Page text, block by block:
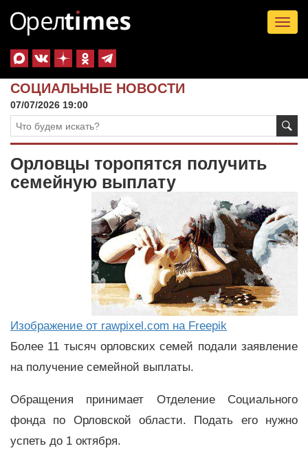
СОЦИАЛЬНЫЕ НОВОСТИ
07/07/2026 19:00
Орловцы торопятся получить
семейную выплату
Изображение от rawpixel.com на Freepik
Более 11 тысяч орловских семей подали заявление
на получение семейной выплаты.
Обращения принимает Отделение Социального
фонда по Орловской области. Подать его нужно
успеть до 1 октября.